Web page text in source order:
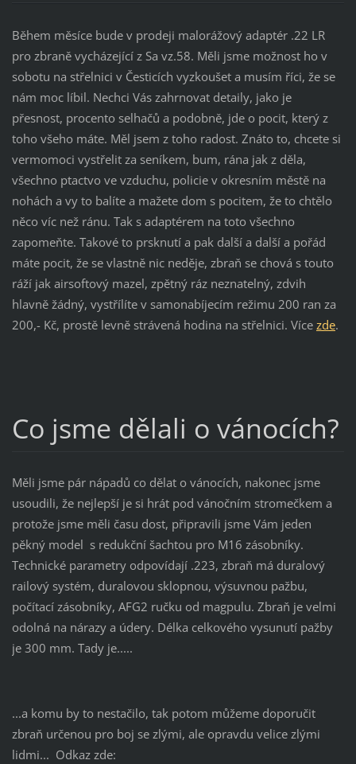
Během měsíce bude v prodeji malorážový adaptér .22 LR
pro zbraně vycházející z Sa vz.58. Měli jsme možnost ho v
sobotu na střelnici v Česticích vyzkoušet a musím říci, že se
nám moc líbil. Nechci Vás zahrnovat detaily, jako je
přesnost, procento selhačů a podobně, jde o pocit, který z
toho všeho máte. Měl jsem z toho radost. Znáto to, chcete si
vermomoci vystřelit za seníkem, bum, rána jak z děla,
všechno ptactvo ve vzduchu, policie v okresním městě na
nohách a vy to balíte a mažete dom s pocitem, že to chtělo
něco víc než ránu. Tak s adaptérem na toto všechno
zapomeňte. Takové to prsknutí a pak další a další a pořád
máte pocit, že se vlastně nic neděje, zbraň se chová s touto
ráží jak airsoftový mazel, zpětný ráz neznatelný, zdvih
hlavně žádný, vystřílíte v samonabíjecím režimu 200 ran za
200,- Kč, prostě levně strávená hodina na střelnici. Více zde.
Co jsme dělali o vánocích?
Měli jsme pár nápadů co dělat o vánocích, nakonec jsme
usoudili, že nejlepší je si hrát pod vánočním stromečkem a
protože jsme měli času dost, připravili jsme Vám jeden
pěkný model s redukční šachtou pro M16 zásobníky.
Technické parametry odpovídají .223, zbraň má duralový
railový systém, duralovou sklopnou, výsuvnou pažbu,
počítací zásobníky, AFG2 ručku od magpulu. Zbraň je velmi
odolná na nárazy a údery. Délka celkového vysunutí pažby
je 300 mm. Tady je.....
...a komu by to nestačilo, tak potom můžeme doporučit
zbraň určenou pro boj se zlými, ale opravdu velice zlými
lidmi... Odkaz zde: